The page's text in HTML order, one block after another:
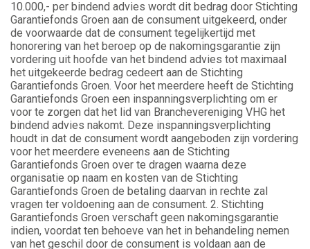
10.000,- per bindend advies wordt dit bedrag door Stichting
Garantiefonds Groen aan de consument uitgekeerd, onder
de voorwaarde dat de consument tegelijkertijd met
honorering van het beroep op de nakomingsgarantie zijn
vordering uit hoofde van het bindend advies tot maximaal
het uitgekeerde bedrag cedeert aan de Stichting
Garantiefonds Groen. Voor het meerdere heeft de Stichting
Garantiefonds Groen een inspanningsverplichting om er
voor te zorgen dat het lid van Branchevereniging VHG het
bindend advies nakomt. Deze inspanningsverplichting
houdt in dat de consument wordt aangeboden zijn vordering
voor het meerdere eveneens aan de Stichting
Garantiefonds Groen over te dragen waarna deze
organisatie op naam en kosten van de Stichting
Garantiefonds Groen de betaling daarvan in rechte zal
vragen ter voldoening aan de consument. 2. Stichting
Garantiefonds Groen verschaft geen nakomingsgarantie
indien, voordat ten behoeve van het in behandeling nemen
van het geschil door de consument is voldaan aan de